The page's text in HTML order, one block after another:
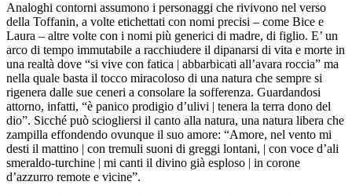
Analoghi contorni assumono i personaggi che rivivono nel verso
della Toffanin, a volte etichettati con nomi precisi – come Bice e
Laura – altre volte con i nomi più generici di madre, di figlio. E’ un
arco di tempo immutabile a racchiudere il dipanarsi di vita e morte in
una realtà dove “si vive con fatica | abbarbicati all’avara roccia” ma
nella quale basta il tocco miracoloso di una natura che sempre si
rigenera dalle sue ceneri a consolare la sofferenza. Guardandosi
attorno, infatti, “è panico prodigio d’ulivi | tenera la terra dono del
dio”. Sicché può sciogliersi il canto alla natura, una natura libera che
zampilla effondendo ovunque il suo amore: “Amore, nel vento mi
desti il mattino | con tremuli suoni di greggi lontani, | con voce d’ali
smeraldo-turchine | mi canti il divino già esploso | in corone
d’azzurro remote e vicine”.